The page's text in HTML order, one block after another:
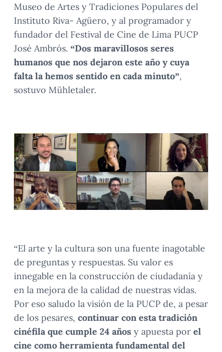
Museo de Artes y Tradiciones Populares del
Instituto Riva- Agüero, y al programador y
fundador del Festival de Cine de Lima PUCP
José Ambrós. “Dos maravillosos seres
humanos que nos dejaron este año y cuya
falta la hemos sentido en cada minuto”,
sostuvo Mühletaler.
“El arte y la cultura son una fuente inagotable
de preguntas y respuestas. Su valor es
innegable en la construcción de ciudadanía y
en la mejora de la calidad de nuestras vidas.
Por eso saludo la visión de la PUCP de, a pesar
de los pesares, continuar con esta tradición
cinéfila que cumple 24 años y apuesta por el
cine como herramienta fundamental del